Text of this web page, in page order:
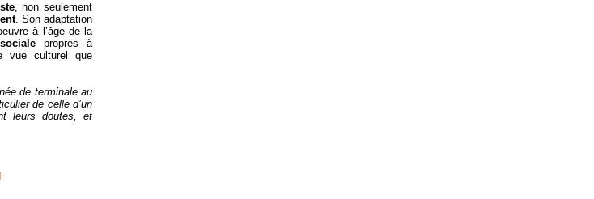
, non seulement
. Son adaptation
à l’âge de la
propres à
vue culturel que
de terminale au
de celle d’un
leurs doutes, et